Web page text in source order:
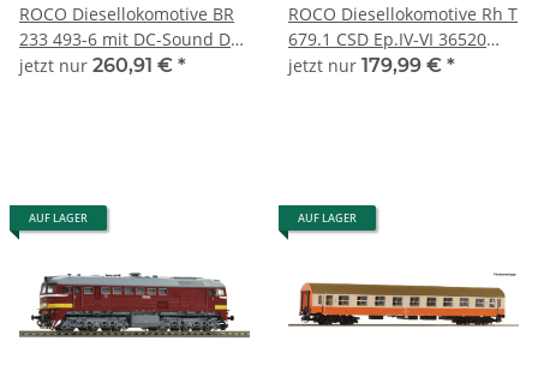
ROCO Diesellokomotive BR
233 493-6 mit DC-Sound DB
AG Ep.VI 36423 Spur TT
jetzt nur 260,91 € *
ROCO Diesellokomotive Rh T
679.1 CSD Ep.IV-VI 36520
Spur TT
jetzt nur 179,99 € *
AUF LAGER AUF LAGER